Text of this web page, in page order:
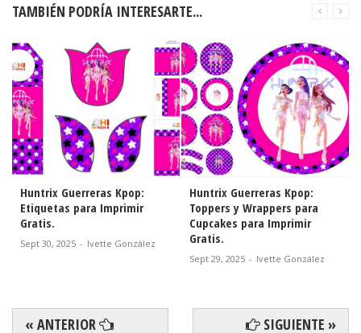
TAMBIÉN PODRÍA INTERESARTE...
Huntrix Guerreras Kpop:
Etiquetas para Imprimir
Gratis.
Sept 30, 2025 - Ivette González
Huntrix Guerreras Kpop:
Toppers y Wrappers para
Cupcakes para Imprimir
Gratis.
Sept 29, 2025 - Ivette González
« ANTERIOR SIGUIENTE »